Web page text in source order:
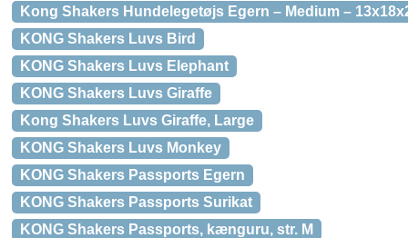
Kong Shakers Hundelegetøjs Egern – Medium –
KONG Shakers Luvs Bird
KONG Shakers Luvs Elephant
KONG Shakers Luvs Giraffe
Kong Shakers Luvs Giraffe, Large
KONG Shakers Luvs Monkey
KONG Shakers Passports Egern
KONG Shakers Passports Surikat
KONG Shakers Passports, kænguru, str. M